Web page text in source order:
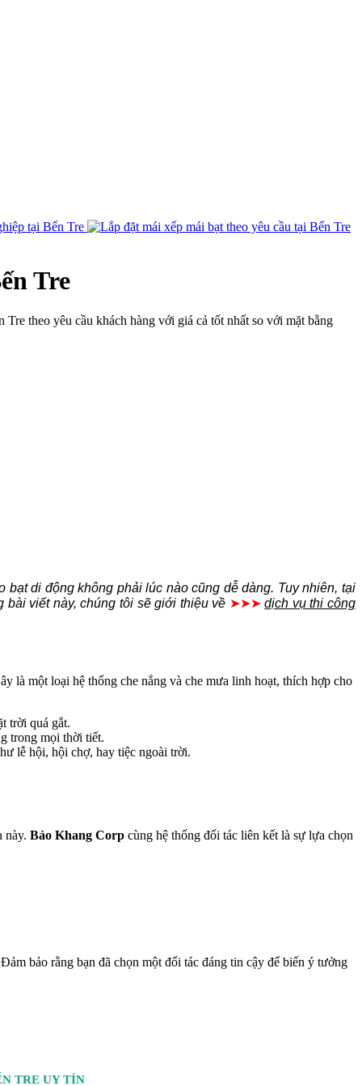
Tre
theo yêu cầu khách hàng với giá cả tốt nhất so với mặt bằng
di động không phải lúc nào cũng dễ dàng. Tuy nhiên, tại
bài viết này, chúng tôi sẽ giới thiệu về ➤➤➤ dịch vụ thi công
là một loại hệ thống che nắng và che mưa linh hoạt, thích hợp cho
trời quá gắt.
trong mọi thời tiết.
lễ hội, hội chợ, hay tiệc ngoài trời.
này. Bảo Khang Corp cùng hệ thống đối tác liên kết là sự lựa chọn
bảo rằng bạn đã chọn một đối tác đáng tin cậy để biến ý tưởng
TRE UY TÍN